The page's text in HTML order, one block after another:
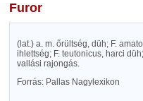
Furor
(lat.) a. m. őrültség, düh; F.
ihlettség; F. teutonicus, harci
vallási rajongás.
Forrás: Pallas Nagylexikon